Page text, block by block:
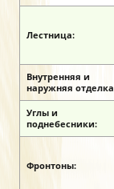
Лестница:
Внутренняя и
наружняя отделка
Углы и
поднебесники:
Фронтоны: